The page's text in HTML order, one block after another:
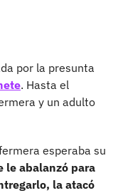
por la presunta
. Hasta el
y un adulto
esperaba su
le abalanzó para
la atacó